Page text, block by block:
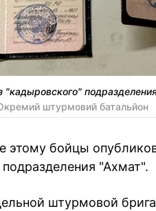
"кадыровского"
штурмовий батальйон
этому бойцы
"Ахмат".
штурмовой